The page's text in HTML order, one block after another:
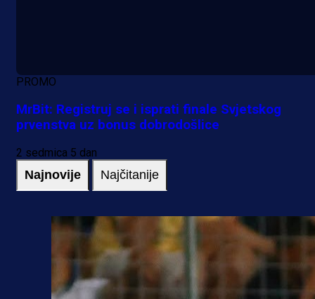
PROMO
MrBit: Registruj se i isprati finale Svjetskog
prvenstva uz bonus dobrodošlice
2 sedmica 5 dan
Najnovije Najčitanije